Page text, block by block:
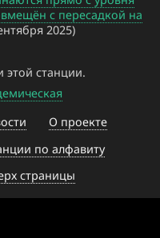
с пересадкой на
2025)
этой станции.
О проекте
по алфавиту
страницы